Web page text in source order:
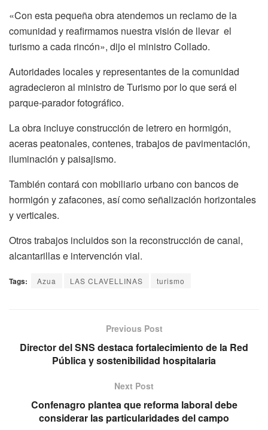
«Con esta pequeña obra atendemos un reclamo de la
comunidad y reafirmamos nuestra visión de llevar el
turismo a cada rincón», dijo el ministro Collado.
Autoridades locales y representantes de la comunidad
agradecieron al ministro de Turismo por lo que será el
parque-parador fotográfico.
La obra incluye construcción de letrero en hormigón,
aceras peatonales, contenes, trabajos de pavimentación,
iluminación y paisajismo.
También contará con mobiliario urbano con bancos de
hormigón y zafacones, así como señalización horizontales
y verticales.
Otros trabajos incluidos son la reconstrucción de canal,
alcantarillas e intervención vial.
Tags: Azua LAS CLAVELLINAS turismo
Previous Post
Director del SNS destaca fortalecimiento de la Red
Pública y sostenibilidad hospitalaria
Next Post
Confenagro plantea que reforma laboral debe
considerar las particularidades del campo